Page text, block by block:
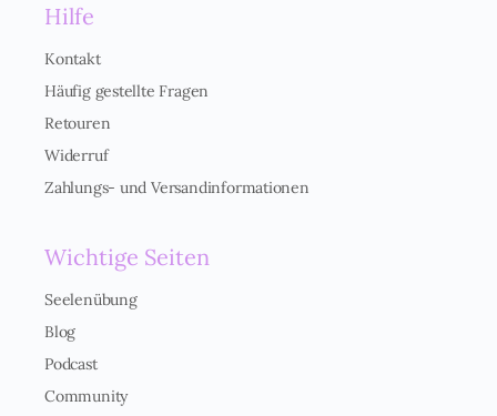
v
r
t
ä
d
n
*
Hilfe
Kontakt
Häufig gestellte Fragen
Retouren
Widerruf
Zahlungs- und Versandinformationen
Wichtige Seiten
Seelenübung
Blog
Podcast
Community